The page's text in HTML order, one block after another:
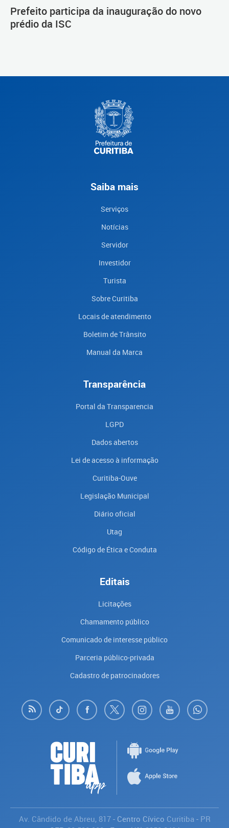
Prefeito participa da inauguração do novo
prédio da ISC
Saiba mais
Serviços
Notícias
Servidor
Investidor
Turista
Sobre Curitiba
Locais de atendimento
Boletim de Trânsito
Manual da Marca
Transparência
Portal da Transparencia
LGPD
Dados abertos
Lei de acesso à informação
Curitiba-Ouve
Legislação Municipal
Diário oficial
Utag
Código de Ética e Conduta
Editais
Licitações
Chamamento público
Comunicado de interesse público
Parceria público-privada
Cadastro de patrocinadores
Av. Cândido de Abreu, 817- Centro Cívico Curitiba - PR